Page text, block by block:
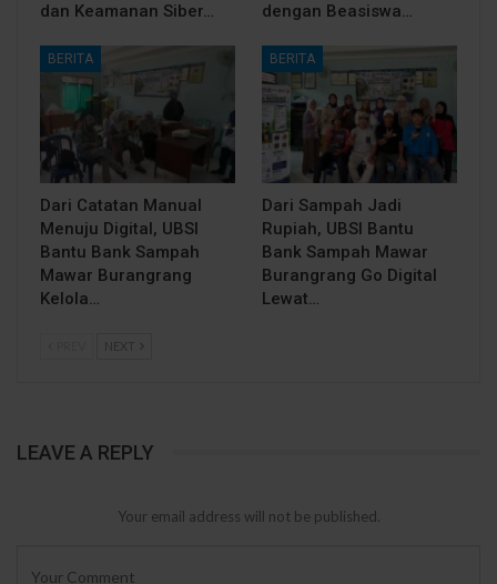
dan Keamanan Siber…
dengan Beasiswa…
BERITA
Dari Catatan Manual
Menuju Digital, UBSI
Bantu Bank Sampah
Mawar Burangrang
Kelola…
BERITA
Dari Sampah Jadi
Rupiah, UBSI Bantu
Bank Sampah Mawar
Burangrang Go Digital
Lewat…
NEXT
LEAVE A REPLY
Your email address will not be published.